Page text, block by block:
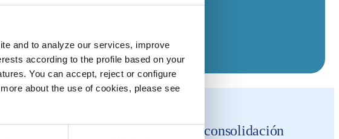
and to analyze our services, improve
according to the profile based on your
You can accept, reject or configure
about the use of cookies, please see
oportunidades de crecimiento y consolidación